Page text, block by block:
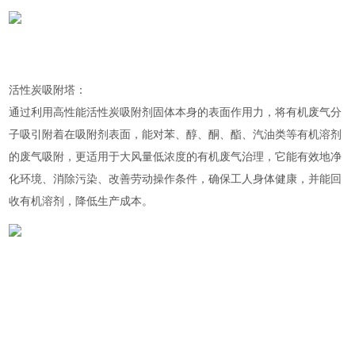
活性炭吸附塔：
通过利用高性能活性炭吸附剂固体本身的表面作用力，将有机废气分
子吸引附着在吸附剂表面，能对苯、醇、酮、酯、汽油类等有机溶剂
的废气吸附，更适用于大风量低浓度的有机废气治理，它能有效地净
化环境、消除污染、改善劳动操作条件，确保工人身体健康，并能回
收有机溶剂，降低生产成本。